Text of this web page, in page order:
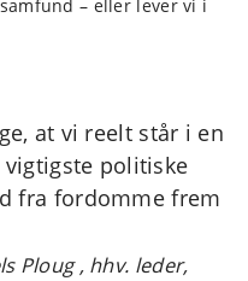
– eller lever vi i
at vi reelt står i en
politiske
fra fordomme frem
Ploug , hhv. leder,